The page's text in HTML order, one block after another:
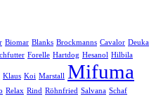
Biomar Blanks Brockmanns Cavalor Deuka
Forelle Hartdog Hesanol Hilbila
Klaus Koi Marstall Mifuma
Relax Rind Röhnfried Salvana Schaf